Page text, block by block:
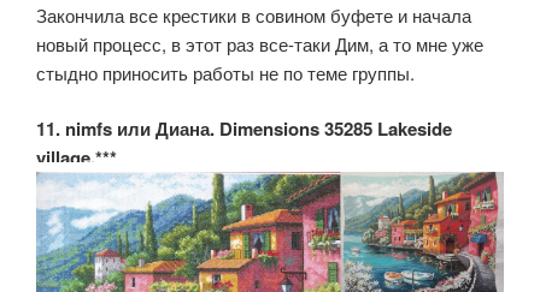
Закончила все крестики в совином буфете и начала
новый процесс, в этот раз все-таки Дим, а то мне уже
стыдно приносить работы не по теме группы.
11. nimfs или Диана. Dimensions 35285 Lakeside
village.***